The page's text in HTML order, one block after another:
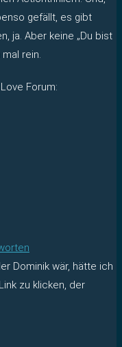
gefällt, es gibt
ja. Aber keine „Du bist
rein.
Forum:
Dominik wär, hätte ich
zu klicken, der